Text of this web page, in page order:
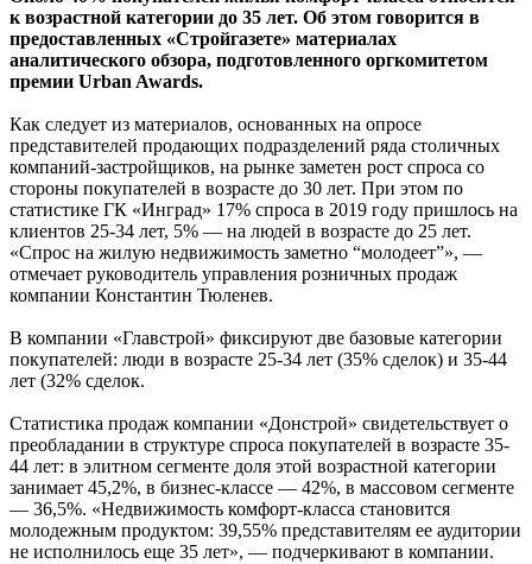
к возрастной категории до 35 лет. Об этом говорится в
предоставленных «Стройгазете» материалах
аналитического обзора, подготовленного оргкомитетом
премии Urban Awards.
Как следует из материалов, основанных на опросе
представителей продающих подразделений ряда столичных
компаний-застройщиков, на рынке заметен рост спроса со
стороны покупателей в возрасте до 30 лет. При этом по
статистике ГК «Инград» 17% спроса в 2019 году пришлось на
клиентов 25-34 лет, 5% — на людей в возрасте до 25 лет.
«Спрос на жилую недвижимость заметно “молодеет”», —
отмечает руководитель управления розничных продаж
компании Константин Тюленев.
В компании «Главстрой» фиксируют две базовые категории
покупателей: люди в возрасте 25-34 лет (35% сделок) и 35-44
лет (32% сделок.
Статистика продаж компании «Донстрой» свидетельствует о
преобладании в структуре спроса покупателей в возрасте 35-
44 лет: в элитном сегменте доля этой возрастной категории
занимает 45,2%, в бизнес-классе — 42%, в массовом сегменте
— 36,5%. «Недвижимость комфорт-класса становится
молодежным продуктом: 39,55% представителям ее аудитории
не исполнилось еще 35 лет», — подчеркивают в компании.